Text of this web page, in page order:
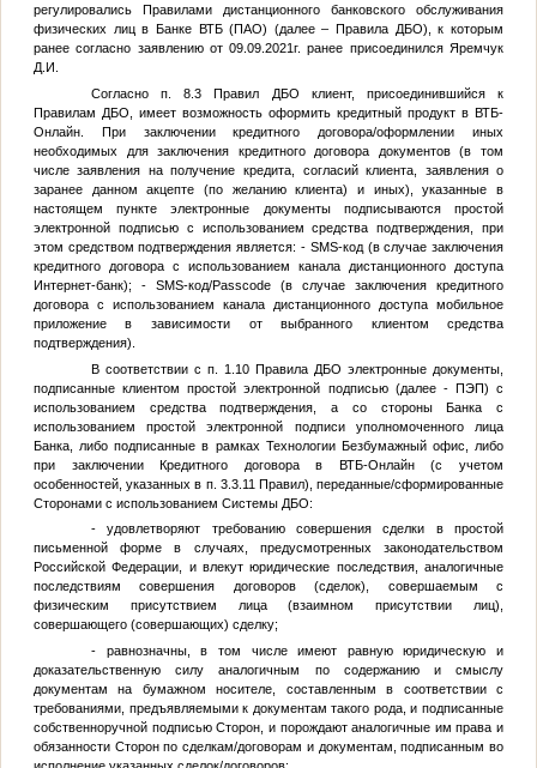
регулировались Правилами дистанционного банковского обслуживания
физических лиц в Банке ВТБ (ПАО) (далее – Правила ДБО), к которым
ранее согласно заявлению от 09.09.2021г. ранее присоединился Яремчук
Д.И.
Согласно п. 8.3 Правил ДБО клиент, присоединившийся к
Правилам ДБО, имеет возможность оформить кредитный продукт в ВТБ-
Онлайн. При заключении кредитного договора/оформлении иных
необходимых для заключения кредитного договора документов (в том
числе заявления на получение кредита, согласий клиента, заявления о
заранее данном акцепте (по желанию клиента) и иных), указанные в
настоящем пункте электронные документы подписываются простой
электронной подписью с использованием средства подтверждения, при
этом средством подтверждения является: - SMS-код (в случае заключения
кредитного договора с использованием канала дистанционного доступа
Интернет-банк); - SMS-код/Passcode (в случае заключения кредитного
договора с использованием канала дистанционного доступа мобильное
приложение в зависимости от выбранного клиентом средства
подтверждения).
В соответствии с п. 1.10 Правила ДБО электронные документы,
подписанные клиентом простой электронной подписью (далее - ПЭП) с
использованием средства подтверждения, а со стороны Банка с
использованием простой электронной подписи уполномоченного лица
Банка, либо подписанные в рамках Технологии Безбумажный офис, либо
при заключении Кредитного договора в ВТБ-Онлайн (с учетом
особенностей, указанных в п. 3.3.11 Правил), переданные/сформированные
Сторонами с использованием Системы ДБО:
- удовлетворяют требованию совершения сделки в простой
письменной форме в случаях, предусмотренных законодательством
Российской Федерации, и влекут юридические последствия, аналогичные
последствиям совершения договоров (сделок), совершаемым с
физическим присутствием лица (взаимном присутствии лиц),
совершающего (совершающих) сделку;
- равнозначны, в том числе имеют равную юридическую и
доказательственную силу аналогичным по содержанию и смыслу
документам на бумажном носителе, составленным в соответствии с
требованиями, предъявляемыми к документам такого рода, и подписанные
собственноручной подписью Сторон, и порождают аналогичные им права и
обязанности Сторон по сделкам/договорам и документам, подписанным во